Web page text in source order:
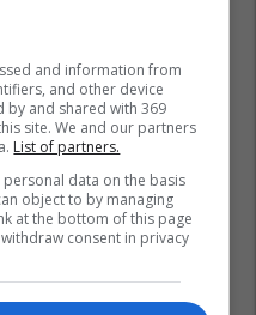
and information from
and other device
by and shared with 369
site. We and our partners
List of partners.
data on the basis
object to by managing
at the bottom of this page
consent in privacy